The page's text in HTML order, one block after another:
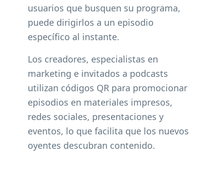
usuarios que busquen su programa,
puede dirigirlos a un episodio
específico al instante.
Los creadores, especialistas en
marketing e invitados a podcasts
utilizan códigos QR para promocionar
episodios en materiales impresos,
redes sociales, presentaciones y
eventos, lo que facilita que los nuevos
oyentes descubran contenido.